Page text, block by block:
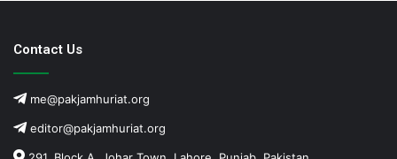
Contact Us
me@pakjamhuriat.org
editor@pakjamhuriat.org